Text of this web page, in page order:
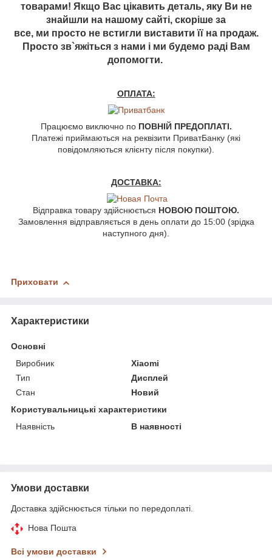
товарами! Якщо Вас цікавить деталь, яку Ви не
знайшли на нашому сайті, скоріше за
все, ми просто не встигли виставити її на продаж.
Просто зв`яжіться з нами і ми будемо раді Вам
допомогти.
ОПЛАТА:
Працюємо виключно по ПОВНІЙ ПРЕДОПЛАТІ.
Платежі приймаються на реквізити ПриватБанку (які
повідомляються клієнту після покупки).
ДОСТАВКА:
Відправка товару здійснюється НОВОЮ ПОШТОЮ.
Замовлення відправляється в день оплати до 15:00 (зрідка
наступного дня).
Приховати
Характеристики
Основні
Виробник
Xiaomi
Тип
Дисплей
Стан
Новий
Користувальницькі характеристики
Наявність
В наявності
Умови доставки
Доставка здійснюється тільки по передоплаті.
Нова Пошта
Всі умови доставки